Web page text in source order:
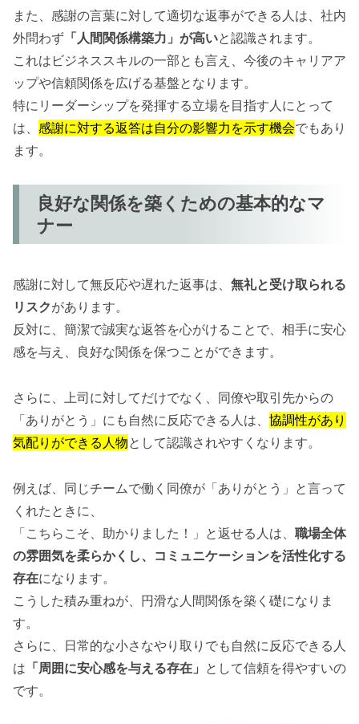
また、感謝の言葉に対して適切な返事ができる人は、社内
外問わず 「人間関係構築力」が高いと認識されます。
これはビジネススキルの一部とも言え、今後のキャリアア
ップや信頼関係を広げる基盤となります。
特にリーダーシップを発揮する立場を目指す人にとって
は、 感謝に対する返答は自分の影響力を示す機会でもあり
ます。
良好な関係を築くための基本的なマ
ナー
感謝に対して無反応や遅れた返事は、 無礼と受け取られる
リスクがあります。
反対に、簡潔で誠実な返答を心がけることで、相手に安心
感を与え、良好な関係を保つことができます。
さらに、上司に対してだけでなく、同僚や取引先からの
「ありがとう」にも自然に反応できる人は、 協調性があり
気配りができる人物として認識されやすくなります。
例えば、同じチームで働く同僚が「ありがとう」と言って
くれたときに、
「こちらこそ、助かりました！」と返せる人は、 職場全体
の雰囲気を柔らかくし、コミュニケーションを活性化する
存在になります。
こうした積み重ねが、円滑な人間関係を築く礎になりま
す。
さらに、日常的な小さなやり取りでも自然に反応できる人
は 「周囲に安心感を与える存在」 として信頼を得やすいの
です。